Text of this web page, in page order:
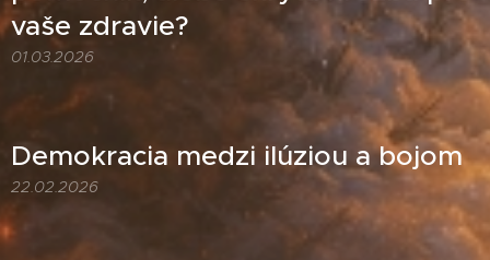
vaše zdravie?
01.03.2026
Demokracia medzi ilúziou a bojom
22.02.2026